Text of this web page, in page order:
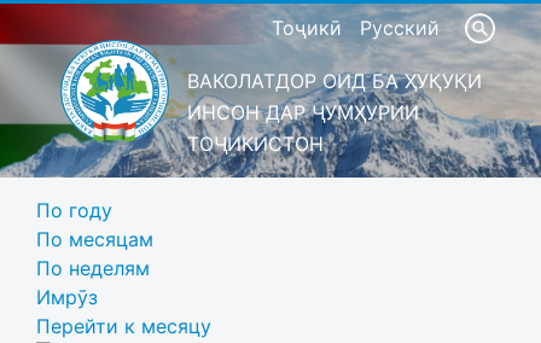
Тоҷикӣ Русский
ВАКОЛАТДОР ОИД БА ҲУҚУҚИ
ИНСОН ДАР ҶУМҲУРИИ
ТОҶИКИСТОН
По году
По месяцам
По неделям
Имрӯз
Перейти к месяцу